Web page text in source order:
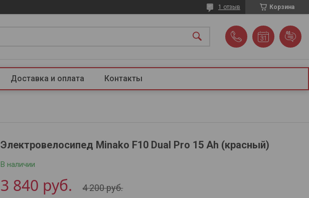
Корзина
1 отзыв
Доставка и оплата Контакты
Электровелосипед Minako F10 Dual Pro 15 Ah (красный)
В наличии
4 200руб.
3 840 руб.